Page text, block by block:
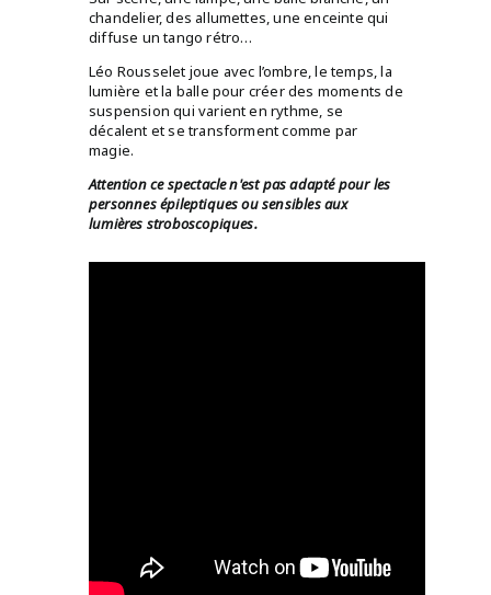
chandelier, des allumettes, une enceinte qui
diffuse un tango rétro…
Léo Rousselet joue avec l’ombre, le temps, la
lumière et la balle pour créer des moments de
suspension qui varient en rythme, se
décalent et se transforment comme par
magie.
Attention ce spectacle n'est pas adapté pour les
personnes épileptiques ou sensibles aux
lumières stroboscopiques.